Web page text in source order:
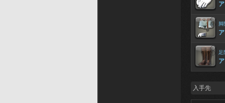
脚
足
入手先